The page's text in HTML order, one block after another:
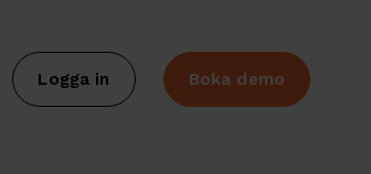
Logga in Boka demo